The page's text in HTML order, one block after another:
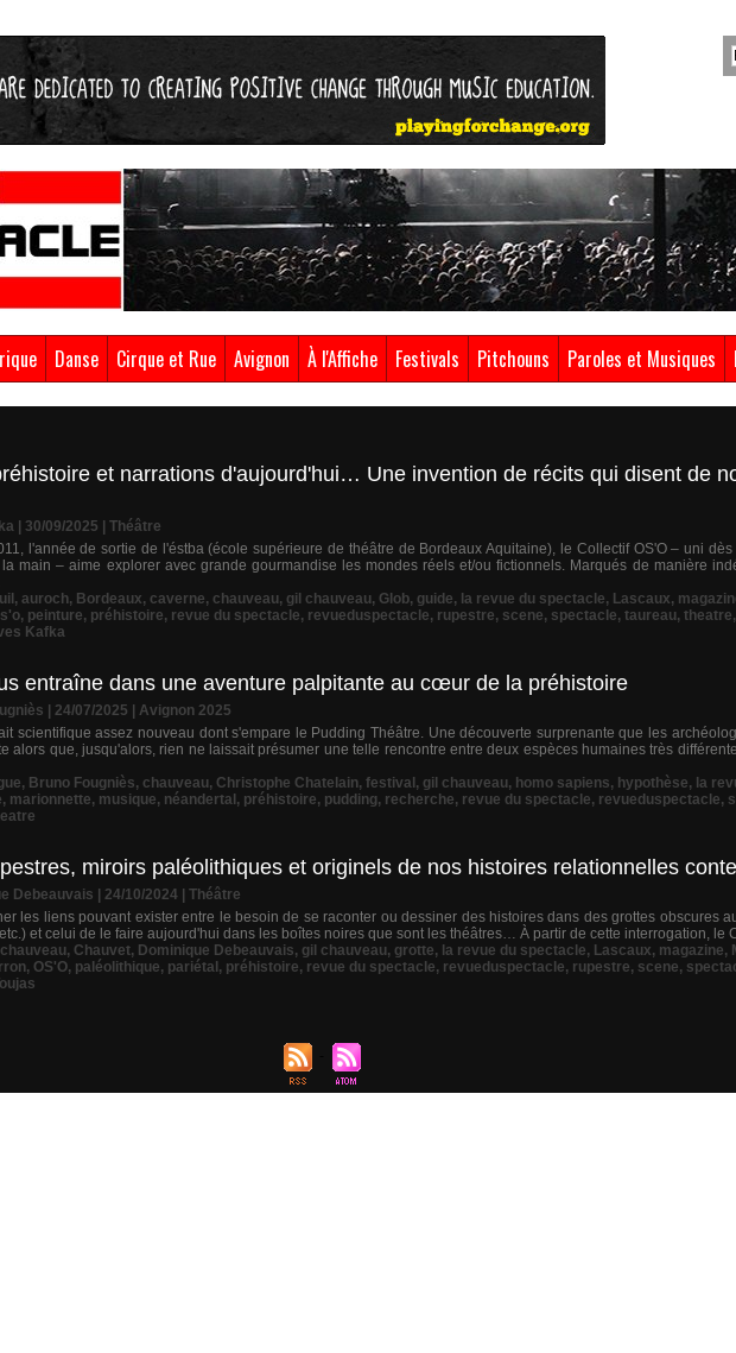
Danse Cirque et Rue Avignon À l'Affiche Festivals Pitchouns Paroles et Musiques
et narrations d'aujourd'hui… Une invention de récits qui disent de
| 30/09/2025
Théâtre
l'année de sortie de l'éstba (école supérieure de théâtre de Bordeaux Aquitaine), le Collectif OS'O – uni
main – aime explorer avec grande gourmandise les mondes réels et/ou fictionnels. Marqués de manière
, auroch, Bordeaux, caverne, chauveau, gil chauveau, Glob, guide, la revue du spectacle, Lascaux,
, peinture, préhistoire, revue du spectacle, revueduspectacle, rupestre, scene, spectacle, taureau, theatre,
Kafka
entraîne dans une aventure palpitante au cœur de la préhistoire
| 24/07/2025
Avignon 2025
scientifique assez nouveau dont s'empare le Pudding Théâtre. Une découverte surprenante que les
alors que, jusqu'alors, rien ne laissait présumer une telle rencontre entre deux espèces humaines très
, Bruno Fougniès, chauveau, Christophe Chatelain, festival , gil chauveau, homo sapiens, hypothèse, la
, marionnette, musique, néandertal , préhistoire, pudding, recherche, revue du spectacle, revueduspectacle,
miroirs paléolithiques et originels de nos histoires relationnelles
Debeauvais | 24/10/2024
Théâtre
les liens pouvant exister entre le besoin de se raconter ou dessiner des histoires dans des grottes obscures
et celui de le faire aujourd'hui dans les boîtes noires que sont les théâtres… À partir de cette interrogation, le
chauveau, Chauvet, Dominique Debeauvais, gil chauveau, grotte, la revue du spectacle, Lascaux, magazine,
, OS'O, paléolithique, pariétal , préhistoire, revue du spectacle, revueduspectacle, rupestre, scene,